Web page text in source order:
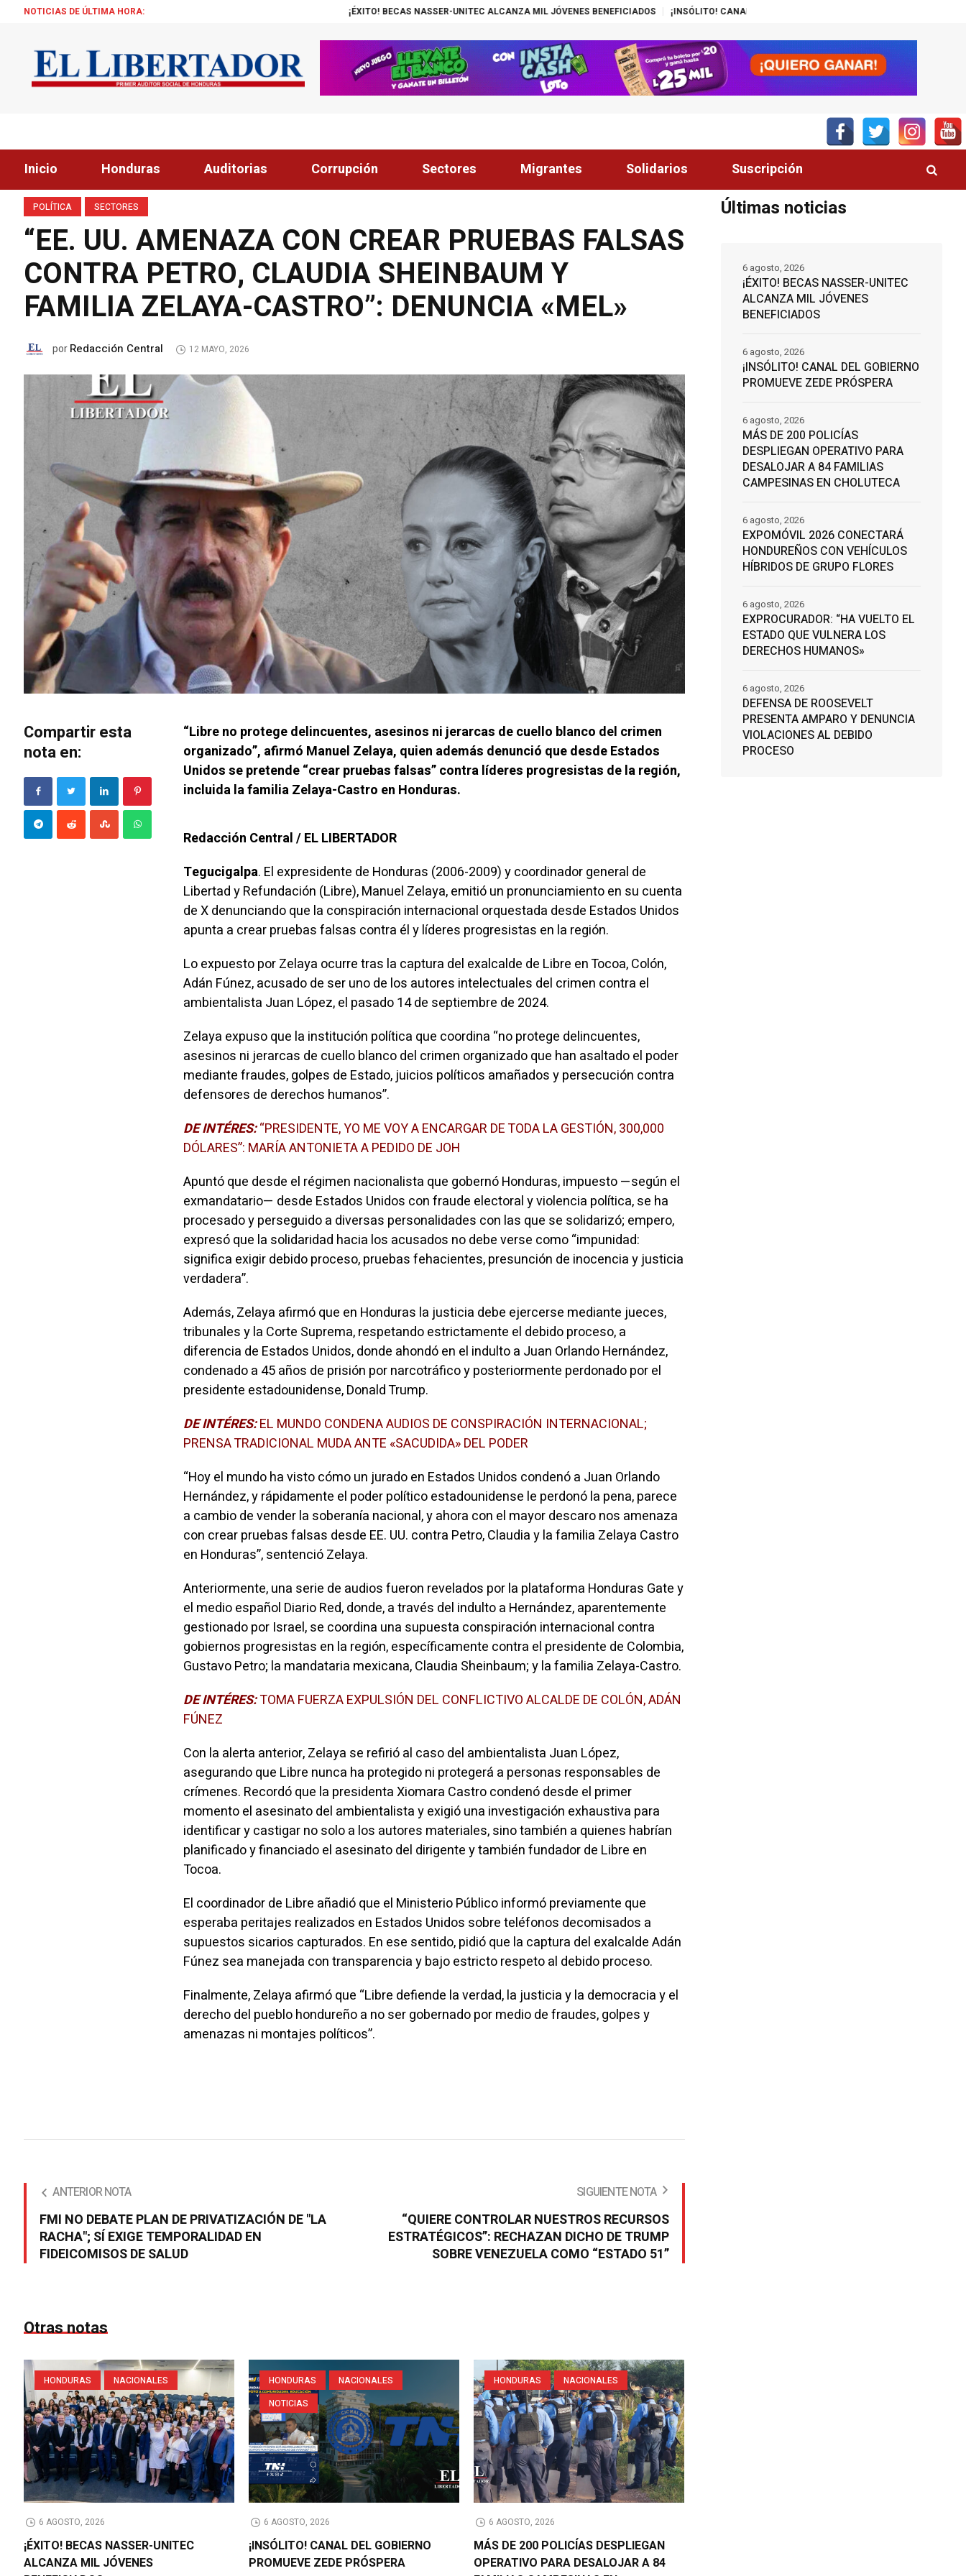
NOTICIAS DE ÚLTIMA HORA: ¡ÉXITO! BECAS NASSER-UNITEC ALCANZA MIL JÓVENES BENEFICIADOS ¡INSÓLITO! CANAL DEL GOBIERNO PROMUEVE ZEDE PRÓSPERA
Inicio Honduras Auditorias Corrupción Sectores Migrantes Solidarios Suscripción
POLÍTICA SECTORES
“EE. UU. AMENAZA CON CREAR PRUEBAS FALSAS
CONTRA PETRO, CLAUDIA SHEINBAUM Y
FAMILIA ZELAYA-CASTRO”: DENUNCIA «MEL»
porRedacción Central 12 MAYO, 2026
Compartir esta
nota en:
“Libre no protege delincuentes, asesinos ni jerarcas de cuello blanco del crimen
organizado”, afirmó Manuel Zelaya, quien además denunció que desde Estados
Unidos se pretende “crear pruebas falsas” contra líderes progresistas de la región,
incluida la familia Zelaya-Castro en Honduras.
Redacción Central / EL LIBERTADOR
Tegucigalpa. El expresidente de Honduras (2006-2009) y coordinador general de
Libertad y Refundación (Libre), Manuel Zelaya, emitió un pronunciamiento en su cuenta
de X denunciando que la conspiración internacional orquestada desde Estados Unidos
apunta a crear pruebas falsas contra él y líderes progresistas en la región.
Lo expuesto por Zelaya ocurre tras la captura del exalcalde de Libre en Tocoa, Colón,
Adán Fúnez, acusado de ser uno de los autores intelectuales del crimen contra el
ambientalista Juan López, el pasado 14 de septiembre de 2024.
Zelaya expuso que la institución política que coordina “no protege delincuentes,
asesinos ni jerarcas de cuello blanco del crimen organizado que han asaltado el poder
mediante fraudes, golpes de Estado, juicios políticos amañados y persecución contra
defensores de derechos humanos”.
DE INTÉRES:“PRESIDENTE, YO ME VOY A ENCARGAR DE TODA LA GESTIÓN, 300,000
DÓLARES”: MARÍA ANTONIETA A PEDIDO DE JOH
Apuntó que desde el régimen nacionalista que gobernó Honduras, impuesto —según el
exmandatario— desde Estados Unidos con fraude electoral y violencia política, se ha
procesado y perseguido a diversas personalidades con las que se solidarizó; empero,
expresó que la solidaridad hacia los acusados no debe verse como “impunidad:
significa exigir debido proceso, pruebas fehacientes, presunción de inocencia y justicia
verdadera”.
Además, Zelaya afirmó que en Honduras la justicia debe ejercerse mediante jueces,
tribunales y la Corte Suprema, respetando estrictamente el debido proceso, a
diferencia de Estados Unidos, donde ahondó en el indulto a Juan Orlando Hernández,
condenado a 45 años de prisión por narcotráfico y posteriormente perdonado por el
presidente estadounidense, Donald Trump.
DE INTÉRES:EL MUNDO CONDENA AUDIOS DE CONSPIRACIÓN INTERNACIONAL;
PRENSA TRADICIONAL MUDA ANTE «SACUDIDA» DEL PODER
“Hoy el mundo ha visto cómo un jurado en Estados Unidos condenó a Juan Orlando
Hernández, y rápidamente el poder político estadounidense le perdonó la pena, parece
a cambio de vender la soberanía nacional, y ahora con el mayor descaro nos amenaza
con crear pruebas falsas desde EE. UU. contra Petro, Claudia y la familia Zelaya Castro
en Honduras”, sentenció Zelaya.
Anteriormente, una serie de audios fueron revelados por la plataforma Honduras Gate y
el medio español Diario Red, donde, a través del indulto a Hernández, aparentemente
gestionado por Israel, se coordina una supuesta conspiración internacional contra
gobiernos progresistas en la región, específicamente contra el presidente de Colombia,
Gustavo Petro; la mandataria mexicana, Claudia Sheinbaum; y la familia Zelaya-Castro.
DE INTÉRES:TOMA FUERZA EXPULSIÓN DEL CONFLICTIVO ALCALDE DE COLÓN, ADÁN
FÚNEZ
Con la alerta anterior, Zelaya se refirió al caso del ambientalista Juan López,
asegurando que Libre nunca ha protegido ni protegerá a personas responsables de
crímenes. Recordó que la presidenta Xiomara Castro condenó desde el primer
momento el asesinato del ambientalista y exigió una investigación exhaustiva para
identificar y castigar no solo a los autores materiales, sino también a quienes habrían
planificado y financiado el asesinato del dirigente y también fundador de Libre en
Tocoa.
El coordinador de Libre añadió que el Ministerio Público informó previamente que
esperaba peritajes realizados en Estados Unidos sobre teléfonos decomisados a
supuestos sicarios capturados. En ese sentido, pidió que la captura del exalcalde Adán
Fúnez sea manejada con transparencia y bajo estricto respeto al debido proceso.
Finalmente, Zelaya afirmó que “Libre defiende la verdad, la justicia y la democracia y el
derecho del pueblo hondureño a no ser gobernado por medio de fraudes, golpes y
amenazas ni montajes políticos”.
ANTERIOR NOTA
FMI NO DEBATE PLAN DE PRIVATIZACIÓN DE "LA
RACHA"; SÍ EXIGE TEMPORALIDAD EN
FIDEICOMISOS DE SALUD
SIGUIENTE NOTA
“QUIERE CONTROLAR NUESTROS RECURSOS
ESTRATÉGICOS”: RECHAZAN DICHO DE TRUMP
SOBRE VENEZUELA COMO “ESTADO 51”
Otras notas
HONDURAS NACIONALES
6 AGOSTO, 2026
¡ÉXITO! BECAS NASSER-UNITEC
ALCANZA MIL JÓVENES
HONDURAS
NACIONALES
NOTICIAS
6 AGOSTO, 2026
¡INSÓLITO! CANAL DEL GOBIERNO
PROMUEVE ZEDE PRÓSPERA
HONDURAS NACIONALES
6 AGOSTO, 2026
MÁS DE 200 POLICÍAS DESPLIEGAN
OPERATIVO PARA DESALOJAR A 84
Últimas noticias
¡ÉXITO! BECAS NASSER-UNITEC
ALCANZA MIL JÓVENES
BENEFICIADOS
6 agosto, 2026
¡INSÓLITO! CANAL DEL GOBIERNO
PROMUEVE ZEDE PRÓSPERA
6 agosto, 2026
MÁS DE 200 POLICÍAS
DESPLIEGAN OPERATIVO PARA
DESALOJAR A 84 FAMILIAS
CAMPESINAS EN CHOLUTECA
6 agosto, 2026
EXPOMÓVIL 2026 CONECTARÁ
HONDUREÑOS CON VEHÍCULOS
HÍBRIDOS DE GRUPO FLORES
6 agosto, 2026
EXPROCURADOR: “HA VUELTO EL
ESTADO QUE VULNERA LOS
DERECHOS HUMANOS»
6 agosto, 2026
DEFENSA DE ROOSEVELT
PRESENTA AMPARO Y DENUNCIA
VIOLACIONES AL DEBIDO
PROCESO
6 agosto, 2026